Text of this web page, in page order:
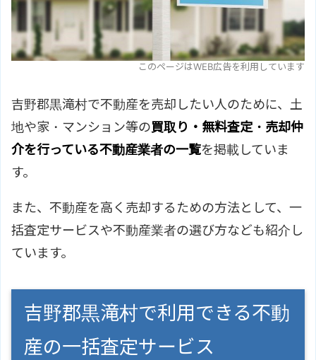
このページはWEB広告を利用しています
吉野郡黒滝村で不動産を売却したい人のために、土
地や家・マンション等の買取り・無料査定・売却仲
介を行っている不動産業者の一覧を掲載していま
す。
また、不動産を高く売却するための方法として、一
括査定サービスや不動産業者の選び方なども紹介し
ています。
吉野郡黒滝村で利用できる不動
産の一括査定サービス